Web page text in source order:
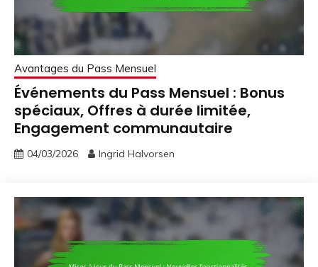
Avantages du Pass Mensuel
Événements du Pass Mensuel : Bonus
spéciaux, Offres à durée limitée,
Engagement communautaire
04/03/2026 Ingrid Halvorsen